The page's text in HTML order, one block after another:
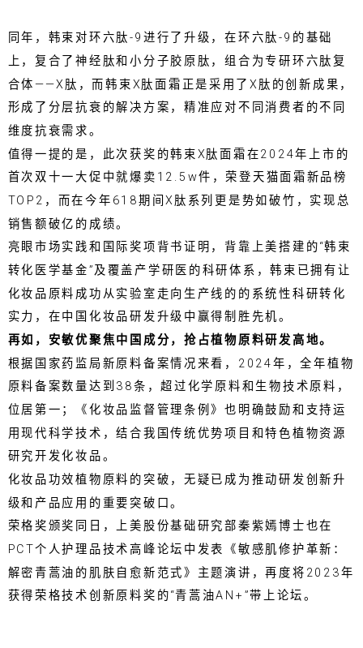
同年，韩束对环六肽-9进行了升级，在环六肽-9的基础
上，复合了神经肽和小分子胶原肽，组合为专研环六肽复
合体——X肽，而韩束X肽面霜正是采用了X肽的创新成果，
形成了分层抗衰的解决方案，精准应对不同消费者的不同
维度抗衰需求。
值得一提的是，此次获奖的韩束X肽面霜在2024年上市的
首次双十一大促中就爆卖12.5w件，荣登天猫面霜新品榜
TOP2，而在今年618期间X肽系列更是势如破竹，实现总
销售额破亿的成绩。
亮眼市场实践和国际奖项背书证明，背靠上美搭建的“韩束
转化医学基金”及覆盖产学研医的科研体系，韩束已拥有让
化妆品原料成功从实验室走向生产线的的系统性科研转化
实力，在中国化妆品研发升级中赢得制胜先机。
再如，安敏优聚焦中国成分，抢占植物原料研发高地。
根据国家药监局新原料备案情况来看，2024年，全年植物
原料备案数量达到38条，超过化学原料和生物技术原料，
位居第一；《化妆品监督管理条例》也明确鼓励和支持运
用现代科学技术，结合我国传统优势项目和特色植物资源
研究开发化妆品。
化妆品功效植物原料的突破，无疑已成为推动研发创新升
级和产品应用的重要突破口。
荣格奖颁奖同日，上美股份基础研究部秦紫嫣博士也在
PCT个人护理品技术高峰论坛中发表《敏感肌修护革新：
解密青蒿油的肌肤自愈新范式》主题演讲，再度将2023年
获得荣格技术创新原料奖的“青蒿油AN+”带上论坛。